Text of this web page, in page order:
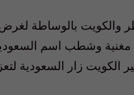
والكويت بالوساطة لغرض
مغنية وشطب اسم
زار السعودية